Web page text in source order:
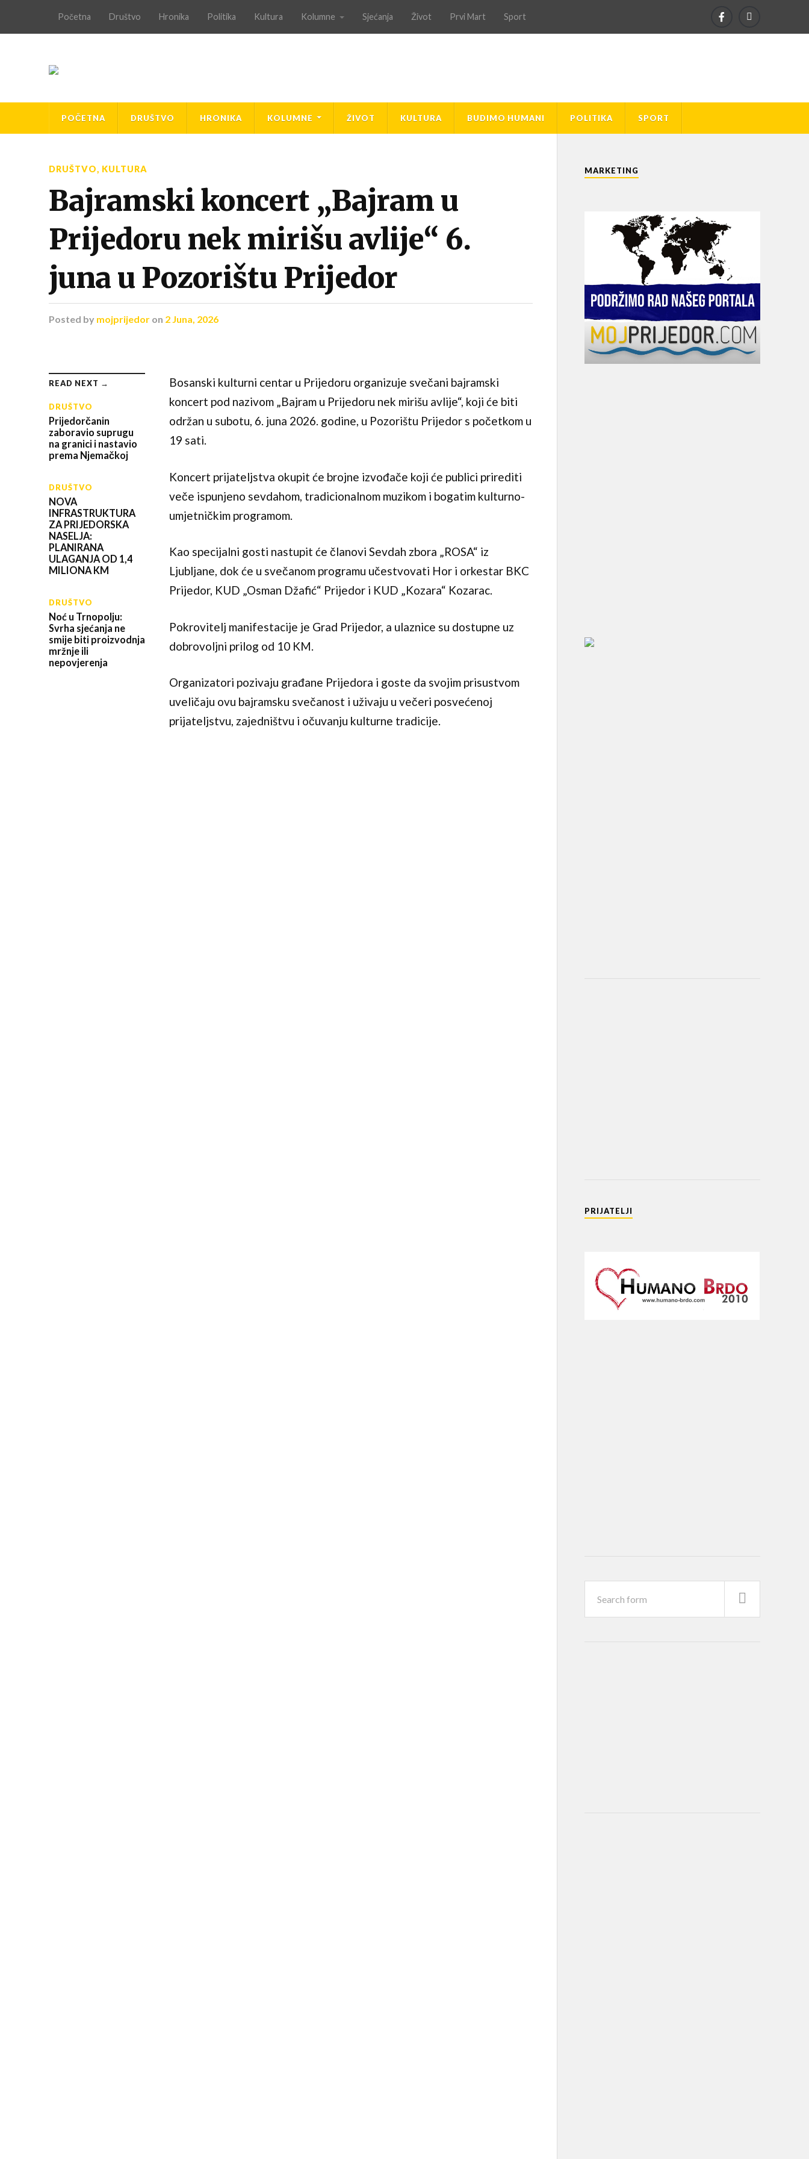
Početna Društvo Hronika Politika Kultura Kolumne Sjećanja Život Prvi Mart Sport
POČETNA DRUŠTVO HRONIKA KOLUMNE ŽIVOT KULTURA BUDIMO HUMANI POLITIKA SPORT
DRUŠTVO, KULTURA
Bajramski koncert „Bajram u
Prijedoru nek mirišu avlije“ 6.
juna u Pozorištu Prijedor
Posted by mojprijedor on 2 Juna, 2026
READ NEXT →
DRUŠTVO
Prijedorčanin
zaboravio suprugu
na granici i nastavio
prema Njemačkoj
DRUŠTVO
NOVA
INFRASTRUKTURA
ZA PRIJEDORSKA
NASELJA:
PLANIRANA
ULAGANJA OD 1,4
MILIONA KM
DRUŠTVO
Noć u Trnopolju:
Svrha sjećanja ne
smije biti proizvodnja
mržnje ili
nepovjerenja
Bosanski kulturni centar u Prijedoru organizuje svečani bajramski
koncert pod nazivom „Bajram u Prijedoru nek mirišu avlije“, koji će biti
održan u subotu, 6. juna 2026. godine, u Pozorištu Prijedor s početkom u
19 sati.
Koncert prijateljstva okupit će brojne izvođače koji će publici prirediti
veče ispunjeno sevdahom, tradicionalnom muzikom i bogatim kulturno-
umjetničkim programom.
Kao specijalni gosti nastupit će članovi Sevdah zbora „ROSA“ iz
Ljubljane, dok će u svečanom programu učestvovati Hor i orkestar BKC
Prijedor, KUD „Osman Džafić“ Prijedor i KUD „Kozara“ Kozarac.
Pokrovitelj manifestacije je Grad Prijedor, a ulaznice su dostupne uz
dobrovoljni prilog od 10 KM.
Organizatori pozivaju građane Prijedora i goste da svojim prisustvom
uveličaju ovu bajramsku svečanost i uživaju u večeri posvećenoj
prijateljstvu, zajedništvu i očuvanju kulturne tradicije.
MARKETING
PRIJATELJI